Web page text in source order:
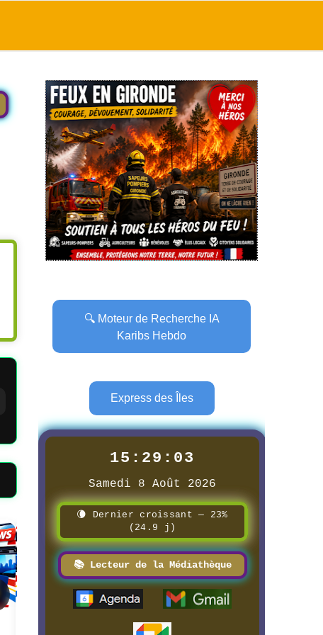
🔍 Moteur de Recherche IA
Karibs Hebdo
Express des Îles
15:29:04
Samedi 8 Août 2026
🌘 Dernier croissant — 23%
(24.9 j)
📚 Lecteur de la Médiathèque